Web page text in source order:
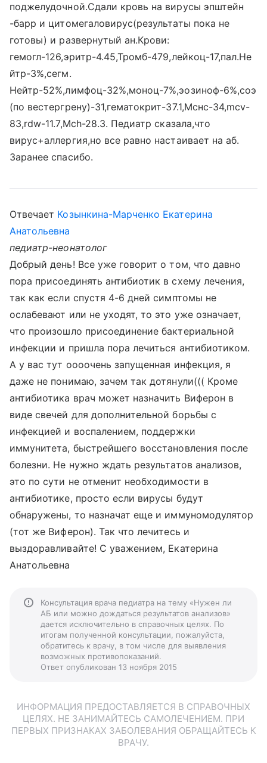
поджелудочной.Сдали кровь на вирусы эпштейн
-барр и цитомегаловирус(результаты пока не
готовы) и развернутый ан.Крови:
гемогл-126,эритр-4.45,Тромб-479,лейкоц-17,пал.Не
йтр-3%,сегм.
Нейтр-52%,лимфоц-32%,моноц-7%,эозиноф-6%,соэ
(по вестергрену)-31,гематокрит-37.1,Мснс-34,mcv-
83,rdw-11.7,Mch-28.3. Педиатр сказала,что
вирус+аллергия,но все равно настаивает на аб.
Заранее спасибо.
Отвечает Козынкина-Марченко Екатерина
Анатольевна
педиатр-неонатолог
Добрый день! Все уже говорит о том, что давно
пора присоединять антибиотик в схему лечения,
так как если спустя 4-6 дней симптомы не
ослабевают или не уходят, то это уже означает,
что произошло присоединение бактериальной
инфекции и пришла пора лечиться антибиотиком.
А у вас тут оооочень запущенная инфекция, я
даже не понимаю, зачем так дотянули((( Кроме
антибиотика врач может назначить Виферон в
виде свечей для дополнительной борьбы с
инфекцией и воспалением, поддержки
иммунитета, быстрейшего восстановления после
болезни. Не нужно ждать результатов анализов,
это по сути не отменит необходимости в
антибиотике, просто если вирусы будут
обнаружены, то назначат еще и иммуномодулятор
(тот же Виферон). Так что лечитесь и
выздоравливайте! С уважением, Екатерина
Анатольевна
Консультация врача педиатра на тему «Нужен ли
АБ или можно дождаться результатов анализов»
дается исключительно в справочных целях. По
итогам полученной консультации, пожалуйста,
обратитесь к врачу, в том числе для выявления
возможных противопоказаний.
Ответ опубликован 13 ноября 2015
ИНФОРМАЦИЯ ПРЕДОСТАВЛЯЕТСЯ В СПРАВОЧНЫХ
ЦЕЛЯХ. НЕ ЗАНИМАЙТЕСЬ САМОЛЕЧЕНИЕМ. ПРИ
ПЕРВЫХ ПРИЗНАКАХ ЗАБОЛЕВАНИЯ ОБРАЩАЙТЕСЬ К
ВРАЧУ.